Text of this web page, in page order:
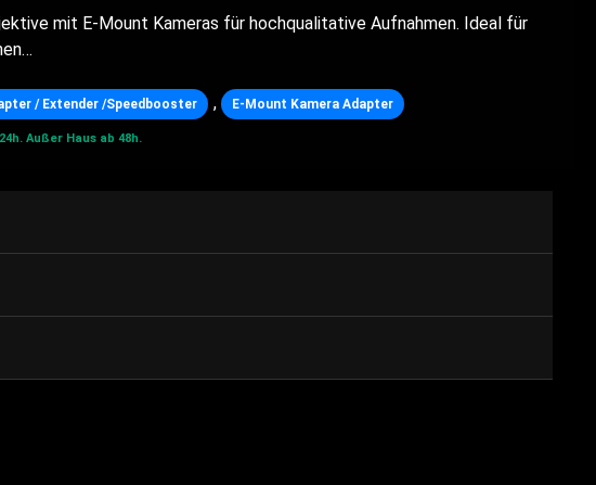
mit E-Mount Kameras für hochqualitative Aufnahmen. Ideal für
/ Extender /Speedbooster , E-Mount Kamera Adapter
Außer Haus ab 48h.